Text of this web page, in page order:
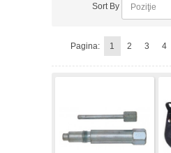
Sort By
Pagina: 1 2 3 4